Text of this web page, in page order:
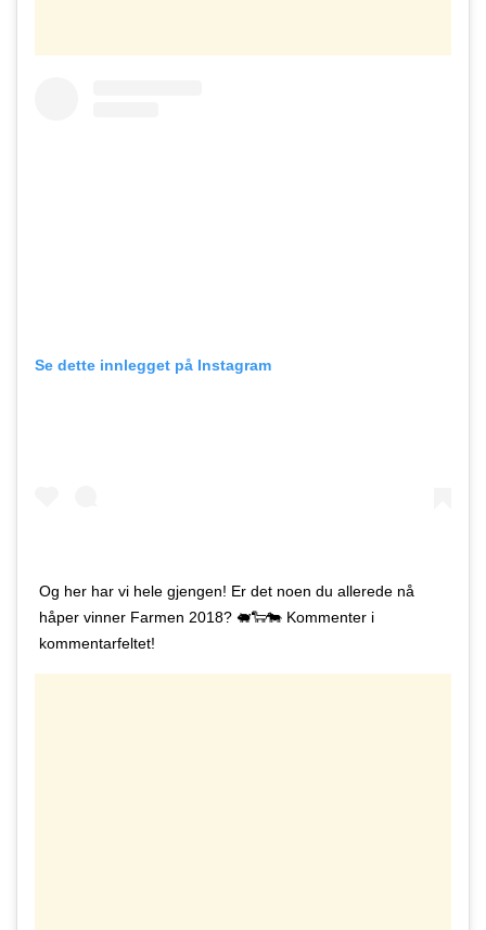
Se dette innlegget på Instagram
Og her har vi hele gjengen! Er det noen du allerede nå
håper vinner Farmen 2018? 🐖🐑🐄 Kommenter i
kommentarfeltet!